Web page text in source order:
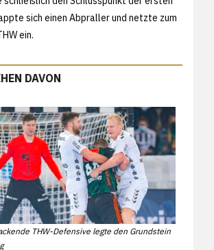
sich einen Abpraller und netzte zum
ein.
DAVON
THW-Defensive legte den Grundstein